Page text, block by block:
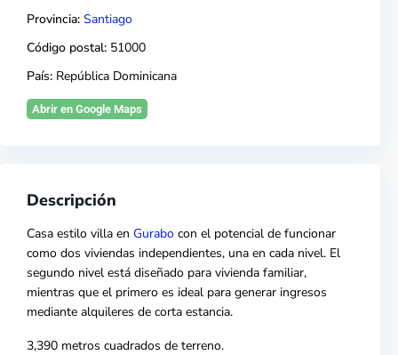
Provincia: Santiago
Código postal: 51000
País: República Dominicana
Abrir en Google Maps
Descripción
Casa estilo villa en Gurabo con el potencial de funcionar
como dos viviendas independientes, una en cada nivel. El
segundo nivel está diseñado para vivienda familiar,
mientras que el primero es ideal para generar ingresos
mediante alquileres de corta estancia.
3,390 metros cuadrados de terreno.